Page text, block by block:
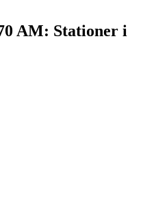
AM: Stationer i